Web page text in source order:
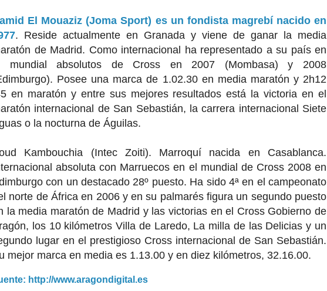
El Mouaziz (Joma Sport) es un fondista magrebí nacido en
. Reside actualmente en Granada y viene de ganar la media
de Madrid. Como internacional ha representado a su país en
mundial absolutos de Cross en 2007 (Mombasa) y 2008
Posee una marca de 1.02.30 en media maratón y 2h12
en maratón y entre sus mejores resultados está la victoria en el
internacional de San Sebastián, la carrera internacional Siete
o la nocturna de Águilas.
Kambouchia (Intec Zoiti). Marroquí nacida en Casablanca.
absoluta con Marruecos en el mundial de Cross 2008 en
con un destacado 28º puesto. Ha sido 4ª en el campeonato
norte de África en 2006 y en su palmarés figura un segundo puesto
la media maratón de Madrid y las victorias en el Cross Gobierno de
los 10 kilómetros Villa de Laredo, La milla de las Delicias y un
lugar en el prestigioso Cross internacional de San Sebastián.
mejor marca en media es 1.13.00 y en diez kilómetros, 32.16.00.
http://www.aragondigital.es